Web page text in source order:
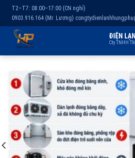
T2–T7: 08:00–17:00 (CN nghỉ)
0903.916.164 (Mr. Lương)
ĐIỆN
Cty TNHH